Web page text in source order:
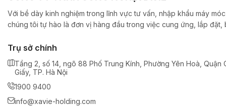
Với bề dày kinh nghiệm trong lĩnh vực tư vấn, nhập khẩu máy
chúng tôi tự hào là đơn vị hàng đầu trong việc cung ứng, lắp đặt,
Trụ sở chính
Tầng 2, số 14, ngõ 88 Phố Trung Kính, Phường Yên Hoà, Quận
Giấy, TP. Hà Nội
1900 9400
info@xavie-holding.com